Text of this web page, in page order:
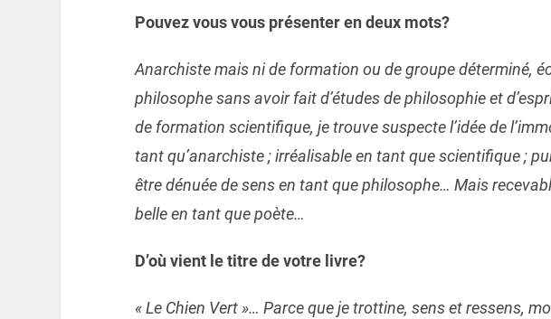
Pouvez vous vous présenter en deux mots?
Anarchiste mais ni de formation ou de groupe déterminé,
philosophe sans avoir fait d’études de philosophie et
de formation scientifique, je trouve suspecte l’idée de
tant qu’anarchiste ; irréalisable en tant que scientifique ;
être dénuée de sens en tant que philosophe… Mais
belle en tant que poète…
D’où vient le titre de votre livre?
« Le Chien Vert »… Parce que je trottine, sens et ressens,